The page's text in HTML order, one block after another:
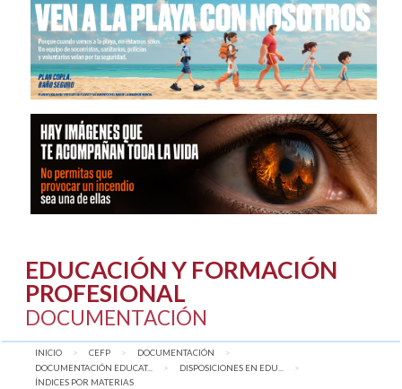
EDUCACIÓN Y FORMACIÓN
PROFESIONAL
DOCUMENTACIÓN
INICIO CEFP
DOCUMENTACIÓN
DOCUMENTACIÓN EDUCAT...
DISPOSICIONES EN EDU...
AQUÍ:
ÍNDICES POR MATERIAS